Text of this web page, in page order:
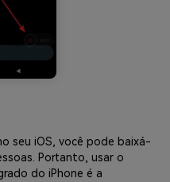
seu iOS, você pode baixá-
Portanto, usar o
do iPhone é a